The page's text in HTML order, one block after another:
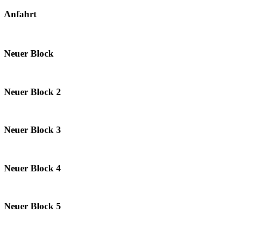
Anfahrt
Neuer Block
Neuer Block 2
Neuer Block 3
Neuer Block 4
Neuer Block 5